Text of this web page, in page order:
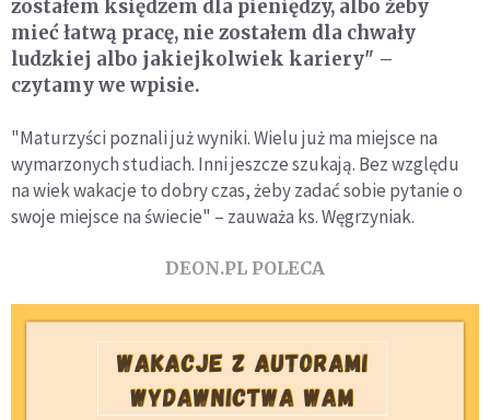
zostałem księdzem dla pieniędzy, albo żeby
mieć łatwą pracę, nie zostałem dla chwały
ludzkiej albo jakiejkolwiek kariery" –
czytamy we wpisie.
"Maturzyści poznali już wyniki. Wielu już ma miejsce na
wymarzonych studiach. Inni jeszcze szukają. Bez względu
na wiek wakacje to dobry czas, żeby zadać sobie pytanie o
swoje miejsce na świecie" – zauważa ks. Węgrzyniak.
DEON.PL POLECA